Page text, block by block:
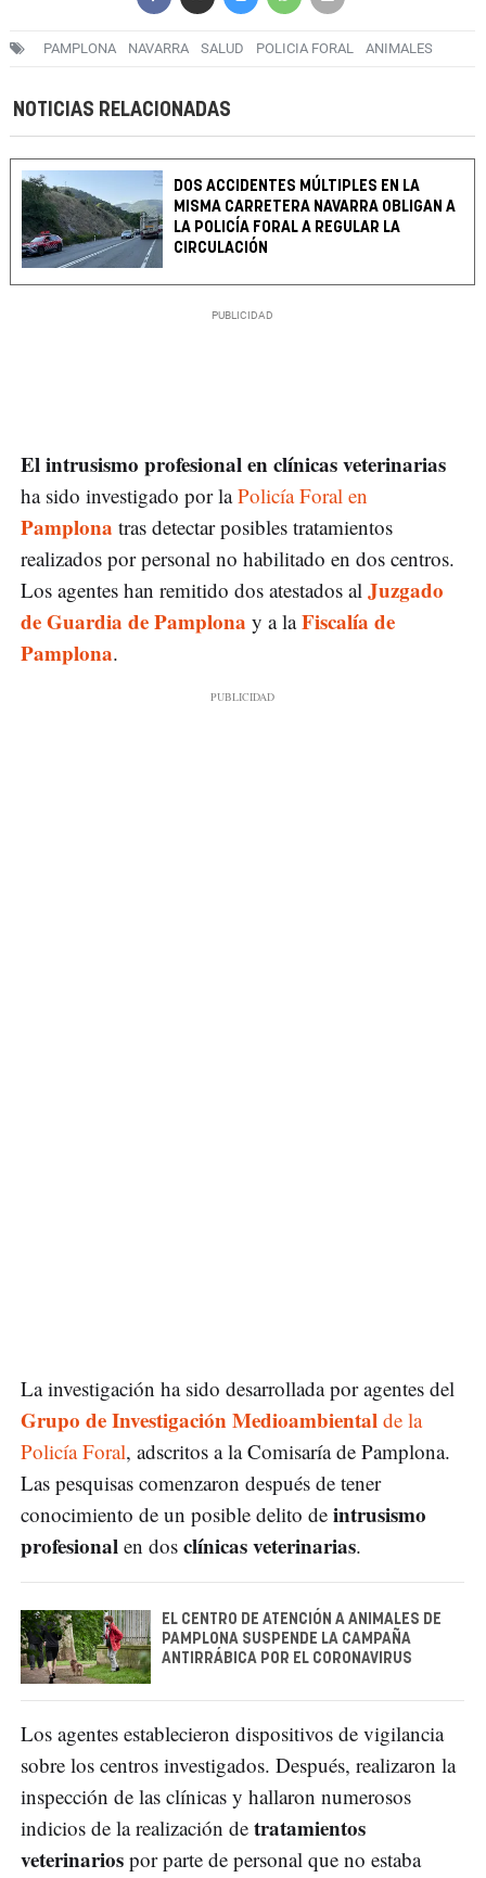
PAMPLONA NAVARRA SALUD POLICIA FORAL ANIMALES
NOTICIAS RELACIONADAS
DOS ACCIDENTES MÚLTIPLES EN LA
MISMA CARRETERA NAVARRA OBLIGAN A
LA POLICÍA FORAL A REGULAR LA
CIRCULACIÓN
El intrusismo profesional en clínicas veterinarias
ha sido investigado por laPolicía Foral en
Pamplona tras detectar posibles tratamientos
realizados por personal no habilitado en dos centros.
Los agentes han remitido dos atestados al Juzgado
de Guardia de Pamplona y a laFiscalía de
Pamplona.
La investigación ha sido desarrollada por agentes del
Grupo de Investigación Medioambiental de la
Policía Foral, adscritos a la Comisaría de Pamplona.
Las pesquisas comenzaron después de tener
conocimiento de un posible delito de intrusismo
profesional en dos clínicas veterinarias.
EL CENTRO DE ATENCIÓN A ANIMALES DE
PAMPLONA SUSPENDE LA CAMPAÑA
ANTIRRÁBICA POR EL CORONAVIRUS
Los agentes establecieron dispositivos de vigilancia
sobre los centros investigados. Después, realizaron la
inspección de las clínicas y hallaron numerosos
indicios de la realización de tratamientos
veterinarios por parte de personal que no estaba